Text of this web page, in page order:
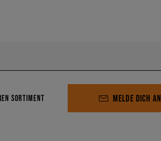
SORTIMENT MELDE DICH AN